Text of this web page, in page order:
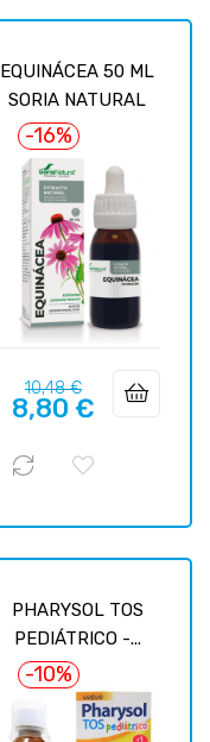
EQUINÁCEA 50 ML
SORIA NATURAL
-16%
Precio
regular
10,48 €Precio
8,80 €
PHARYSOL TOS
PEDIÁTRICO -...
-10%